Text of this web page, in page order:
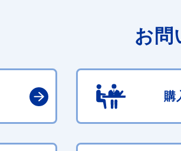
お問
購